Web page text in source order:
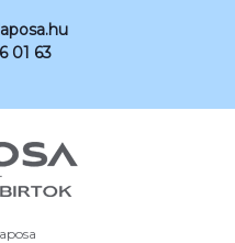
01 63